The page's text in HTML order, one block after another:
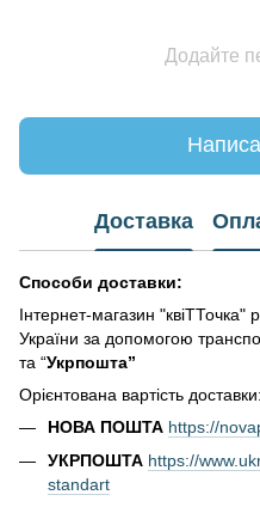
Додайте
Доставка
Способи доставки:
Інтернет-магазин "квіТТочка"
України за допомогою
та “Укрпошта”
Орієнтована вартість доставки:
НОВА ПОШТА https://
УКРПОШТА https://
standart